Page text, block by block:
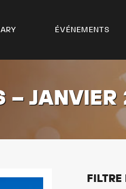
ÉVÉNEMENTS
–
FILTRE